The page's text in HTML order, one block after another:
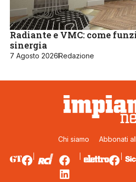
Radiante e VMC: come
sinergia
7 Agosto 2026Redazione
Chi siamo Abbonati